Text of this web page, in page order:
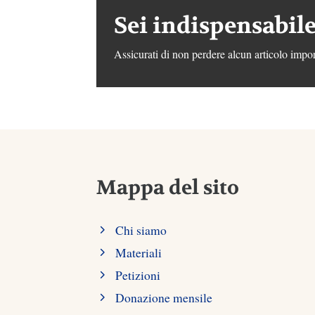
Sei
Assicurati di non perdere alcun articolo
Mappa del sito
Chi siamo
Materiali
Petizioni
Donazione mensile